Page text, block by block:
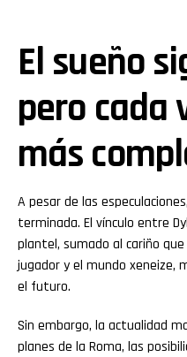
El sueño
pero cada
más
A pesar de las
terminada. El vínculo entre
plantel, sumado al cariño
jugador y el mundo xeneize,
el futuro.
Sin embargo, la actualidad
planes de la Roma, las